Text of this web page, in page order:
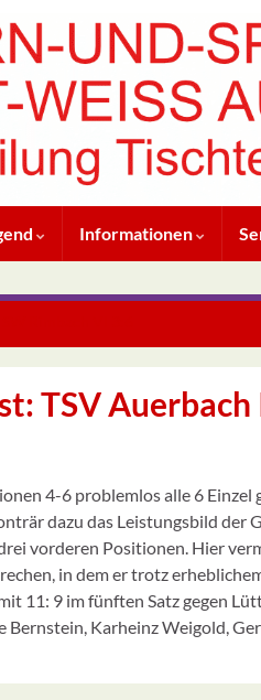
Informationen
TSV
4-6 problemlos alle 6
dazu das Leistungsbild
vorderen Positionen. Hier
in dem er trotz
11: 9 im fünften Satz gegen
Bernstein, Karheinz Weigold,